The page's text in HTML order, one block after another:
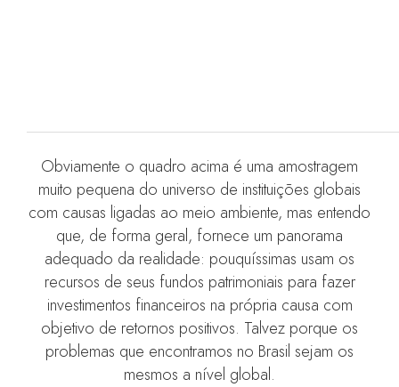
Obviamente o quadro acima é uma amostragem
muito pequena do universo de instituições globais
com causas ligadas ao meio ambiente, mas entendo
que, de forma geral, fornece um panorama
adequado da realidade: pouquíssimas usam os
recursos de seus fundos patrimoniais para fazer
investimentos financeiros na própria causa com
objetivo de retornos positivos. Talvez porque os
problemas que encontramos no Brasil sejam os
mesmos a nível global.